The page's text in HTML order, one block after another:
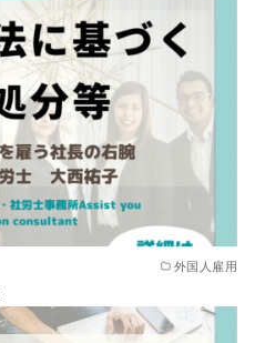
外国人雇用